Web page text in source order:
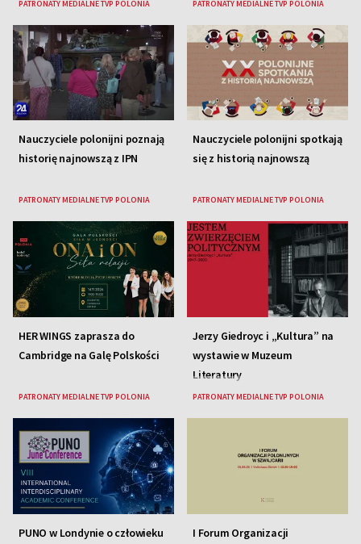
PATRONATY MEDIALNE TVP POLONIA PATRONATY MEDIALNE TVP POLONIA
Nauczyciele polonijni poznają
historię najnowszą z IPN
PATRONATY MEDIALNE TVP POLONIA
Nauczyciele polonijni spotkają
się z historią najnowszą
PATRONATY MEDIALNE TVP POLONIA
HER WINGS zaprasza do
Cambridge na Galę Polskości
PATRONATY MEDIALNE TVP POLONIA
Jerzy Giedroyc i „Kultura” na
wystawie w Muzeum
Literatury
PATRONATY MEDIALNE TVP POLONIA
PUNO w Londynie o człowieku
I Forum Organizacji